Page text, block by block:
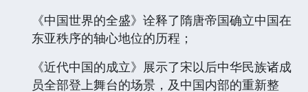
《中国世界的全盛》诠释了隋唐帝国确立中国在
东亚秩序的轴心地位的历程；
《近代中国的成立》展示了宋以后中华民族诸成
员全部登上舞台的场景，及中国内部的重新整